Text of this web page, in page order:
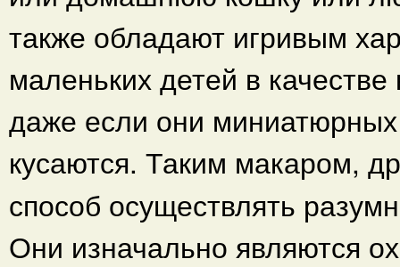
также обладают игривым
маленьких детей в
даже если они
кусаются. Таким макаром,
способ осуществлять
Они изначально являются